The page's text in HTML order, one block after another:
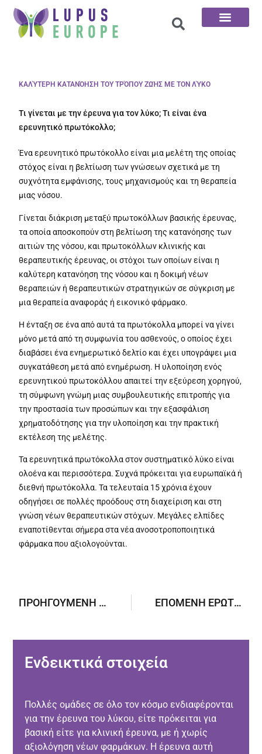
ΚΑΛΎΤΕΡΗ ΚΑΤΑΝΌΗΣΗ ΤΟΥ ΤΡΌΠΟΥ ΖΩΉΣ ΜΕ ΤΟΝ ΛΎΚΟ
Τι γίνεται με την έρευνα για τον λύκο; Τι είναι ένα
ερευνητικό πρωτόκολλο;
Ένα ερευνητικό πρωτόκολλο είναι μια μελέτη της οποίας
στόχος είναι η βελτίωση των γνώσεων σχετικά με τη
συχνότητα εμφάνισης, τους μηχανισμούς και τη θεραπεία
μιας νόσου.
Γίνεται διάκριση μεταξύ πρωτοκόλλων βασικής έρευνας,
τα οποία αποσκοπούν στη βελτίωση της κατανόησης των
αιτιών της νόσου, και πρωτοκόλλων κλινικής και
θεραπευτικής έρευνας, οι στόχοι των οποίων είναι η
καλύτερη κατανόηση της νόσου και η δοκιμή νέων
θεραπειών ή θεραπευτικών στρατηγικών σε σύγκριση με
μια θεραπεία αναφοράς ή εικονικό φάρμακο.
Η ένταξη σε ένα από αυτά τα πρωτόκολλα μπορεί να γίνει
μόνο μετά από τη συμφωνία του ασθενούς, ο οποίος έχει
διαβάσει ένα ενημερωτικό δελτίο και έχει υπογράψει μια
συγκατάθεση μετά από ενημέρωση. Η υλοποίηση ενός
ερευνητικού πρωτοκόλλου απαιτεί την εξεύρεση χορηγού,
τη σύμφωνη γνώμη μιας συμβουλευτικής επιτροπής για
την προστασία των προσώπων και την εξασφάλιση
χρηματοδότησης για την υλοποίηση και την πρακτική
εκτέλεση της μελέτης.
Τα ερευνητικά πρωτόκολλα στον συστηματικό λύκο είναι
ολοένα και περισσότερα. Συχνά πρόκειται για ευρωπαϊκά ή
διεθνή πρωτόκολλα. Τα τελευταία 15 χρόνια έχουν
οδηγήσει σε πολλές προόδους στη διαχείριση και στη
γνώση νέων θεραπευτικών στόχων. Μεγάλες ελπίδες
εναποτίθενται σήμερα στα νέα ανοσοτροποποιητικά
φάρμακα που αξιολογούνται.
ΠΡΟΗΓΟΎΜΕΝΗ ΕΡΏΤΗΣΗ ΕΠΌΜΕΝΗ ΕΡΏΤΗΣΗ
Ενδεικτικά στοιχεία
Πολλές ομάδες σε όλο τον κόσμο ενδιαφέρονται
για την έρευνα του λύκου, είτε πρόκειται για
βασική είτε για κλινική έρευνα, με ή χωρίς
αξιολόγηση νέων φαρμάκων. Η έρευνα αυτή